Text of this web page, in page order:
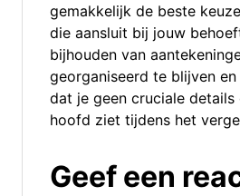
gemakkelijk de beste
die aansluit bij jouw
bijhouden van
georganiseerd te blijven
dat je geen cruciale details
hoofd ziet tijdens het
Geef een